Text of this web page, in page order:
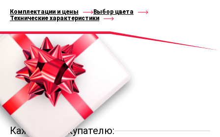
Комплектации и цены
Выбор цвета
Технические характеристики
Каждому покупателю: